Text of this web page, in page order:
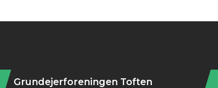
Grundejerforeningen Toften